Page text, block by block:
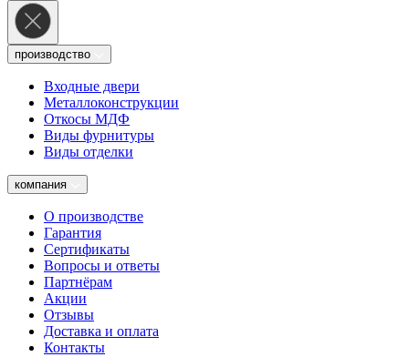
производство
Входные двери
Металлоконструкции
Откосы МДФ
Виды фурнитуры
Виды отделки
компания
О производстве
Гарантия
Сертификаты
Вопросы и ответы
Партнёрам
Акции
Отзывы
Доставка и оплата
Контакты